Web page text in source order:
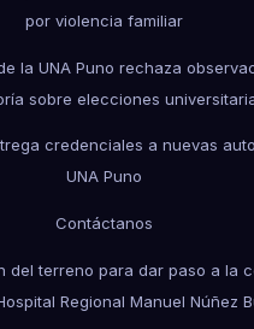
por violencia familiar
la UNA Puno rechaza
sobre elecciones
credenciales a nuevas
UNA Puno
Contáctanos
del terreno para dar paso a la
Regional Manuel Núñez